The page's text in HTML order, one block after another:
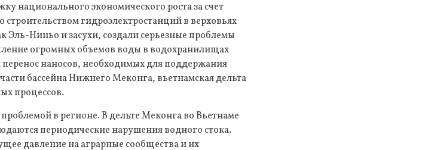
национального экономического роста за счет
строительством гидроэлектростанций в верховьях
Эль-Ниньо и засухи, создали серьезные проблемы
огромных объемов воды в водохранилищах
наносов, необходимых для поддержания
бассейна Нижнего Меконга, вьетнамская дельта
процессов.
в регионе. В дельте Меконга во Вьетнаме
периодические нарушения водного стока.
давление на аграрные сообщества и их